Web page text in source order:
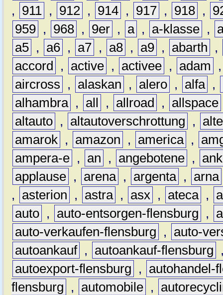
,
911 , 912 , 914 , 917 , 918 ,
959 , 968 , 9er , a , a-klasse ,
a5 , a6 , a7 , a8 , a9 , abarth
,
accord
, active , activee , adam
aircross
, alaskan , alero , alfa ,
alhambra , all , allroad , allspace
altauto , altautoverschrottung ,
amarok , amazon , america ,
ampera-e , an , angebotene ,
applause , arena , argenta , arna
,
asterion , astra , asx , ateca ,
auto , auto-entsorgen-flensburg ,
auto-verkaufen-flensburg
,
auto-
autoankauf , autoankauf-flensburg
autoexport-flensburg
,
autohandel-
flensburg
, automobile ,